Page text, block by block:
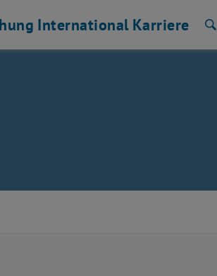
International Karriere